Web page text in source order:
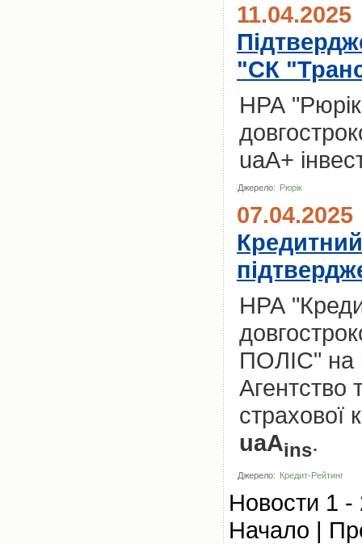
11.04.2025
"СК
НРА
uaA+
Джерело: Рюрік
07.04.2025
НРА
ПОЛІС" на
Агентство
страхової
uaAins.
Джерело: Кредит-Рейтинг
Новости 1 -
Начало |